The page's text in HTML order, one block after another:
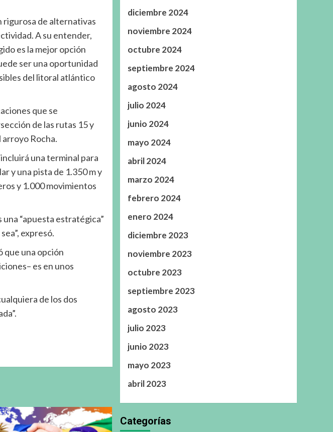
rigurosa de alternativas
A su entender,
es la mejor opción
ser una oportunidad
del litoral atlántico
que se
de las rutas 15 y
arroyo Rocha.
una terminal para
y una pista de 1.350 m y
y 1.000 movimientos
“apuesta estratégica”
expresó.
que una opción
es en unos
de los dos
diciembre 2024
noviembre 2024
octubre 2024
septiembre 2024
agosto 2024
julio 2024
junio 2024
mayo 2024
abril 2024
marzo 2024
febrero 2024
enero 2024
diciembre 2023
noviembre 2023
octubre 2023
septiembre 2023
agosto 2023
julio 2023
junio 2023
mayo 2023
abril 2023
Categorías